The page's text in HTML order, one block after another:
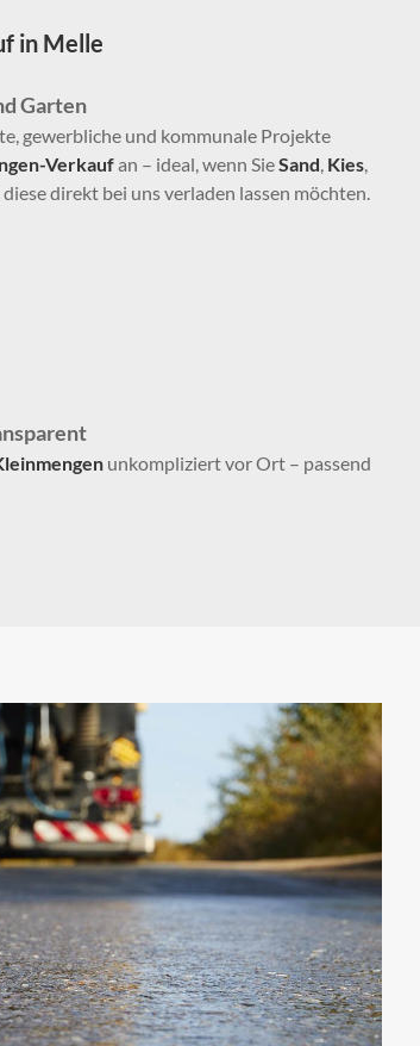
in Melle
Garten
gewerbliche und kommunale Projekte
Verkaufan – ideal, wenn SieSand Kies,
direkt bei uns verladen lassen möchten.
unkompliziert vor Ort – passend